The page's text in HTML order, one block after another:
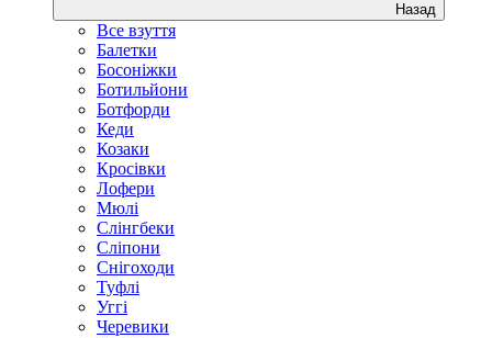
Назад
Все взуття
Балетки
Босоніжки
Ботильйони
Ботфорди
Кеди
Козаки
Кросівки
Лофери
Мюлі
Слінгбеки
Сліпони
Снігоходи
Туфлі
Уггі
Черевики